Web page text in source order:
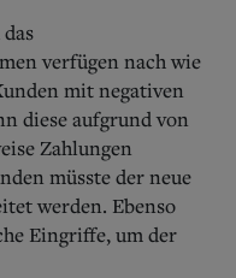
verfügen nach wie
mit negativen
diese aufgrund von
Zahlungen
müsste der neue
werden. Ebenso
Eingriffe, um der